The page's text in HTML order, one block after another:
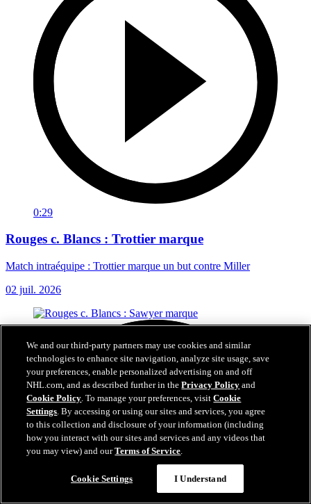
0:29
Rouges c. Blancs : Trottier marque
Match intraéquipe : Trottier marque un but contre Miller
02 juil. 2026
We and our third-party partners may use cookies and similar
technologies to enhance site navigation, analyze site usage, save
your preferences, enable personalized advertising on and off
NHL.com, and as described further in thePrivacy Policy and
Cookie Policy. To manage your preferences, visitCookie
Settings. By accessing or using our sites and services, you agree
to this collection and disclosure of your information (including
how you interact with our sites and services and any videos that
you may view) and ourTerms of Service.
Cookie Settings I Understand